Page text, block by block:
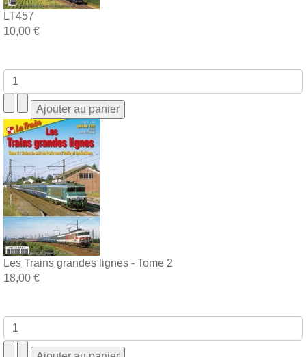
LT457
10,00 €
Les Trains grandes lignes - Tome 2
18,00 €